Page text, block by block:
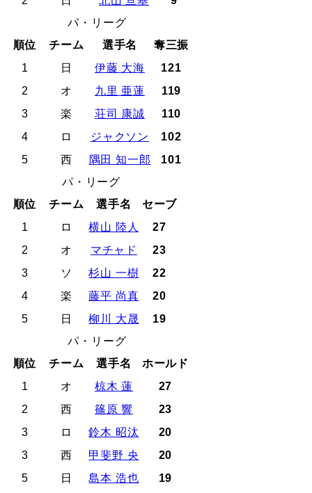
パ・リーグ
順位
チーム 選手名
奪三振
1
日 伊藤 大海
121
2
オ 九里 亜蓮
119
3
楽 荘司 康誠
110
4
ロ ジャクソン
102
5
西 隅田 知一郎
101
パ・リーグ
順位
チーム 選手名
セーブ
1
ロ 横山 陸人
27
2
オ マチャド
23
3
ソ 杉山 一樹
22
4
楽 藤平 尚真
20
5
日 柳川 大晟
19
パ・リーグ
順位
チーム 選手名
ホールド
1
オ 椋木 蓮
27
2
西 篠原 響
23
3
ロ 鈴木 昭汰
20
3
西 甲斐野 央
20
5
日 島本 浩也
19